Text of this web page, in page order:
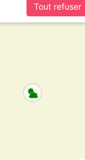
Tout refuser